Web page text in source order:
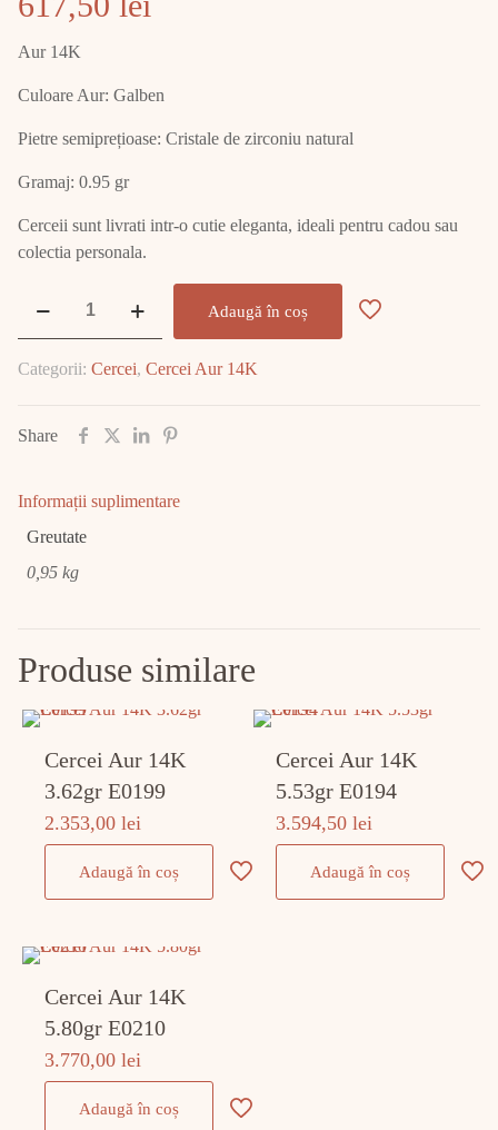
Aur 14K
Culoare Aur: Galben
Pietre semiprețioase: Cristale de zirconiu natural
Gramaj: 0.95 gr
Cerceii sunt livrati intr-o cutie eleganta, ideali pentru cadou sau
colectia personala.
14K
GR
Adaugă în coș
Categorii: Cercei, Cercei Aur 14K
Share
Informații suplimentare
Greutate
0,95 kg
Produse similare
Cercei Aur 14K
3.62gr E0199
2.353,00lei
Adaugă în coș
Cercei Aur 14K
5.53gr E0194
3.594,50lei
Adaugă în coș
Cercei Aur 14K
5.80gr E0210
3.770,00lei
Adaugă în coș